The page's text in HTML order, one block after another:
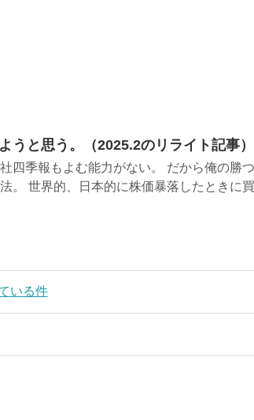
うと思う。（2025.2のリライト記事）
四季報もよむ能力がない。 だから俺の勝つ
。 世界的、日本的に株価暴落したときに
いる件